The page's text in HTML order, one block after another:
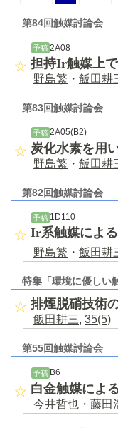
第84回触媒討論会
予稿 2A08
担持Ir触媒上
野島繁 ・ 飯田耕
第83回触媒討論会
予稿 2A05(B2)
炭化水素を用
野島繁 ・ 飯田耕
第82回触媒討論会
予稿 1D110
Ir系触媒によ
野島繁 ・ 飯田耕
特集「環境に優しい
排煙脱硝技術
飯田耕三, 35(5)
第55回触媒討論会
予稿 B6
白金触媒によ
今井哲也 ・ 藤田